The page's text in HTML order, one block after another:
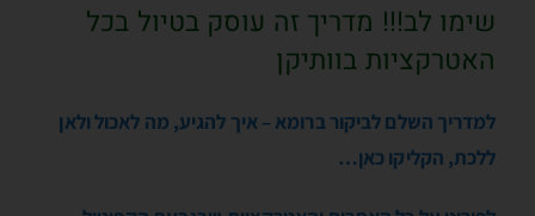
שימו לב!!! מדריך זה עוסק בטיול בכל
האטרקציות בוותיקן
למדריך השלם לביקור ברומא – איך להגיע, מה לאכול ולאן
ללכת, הקליקו כאן…